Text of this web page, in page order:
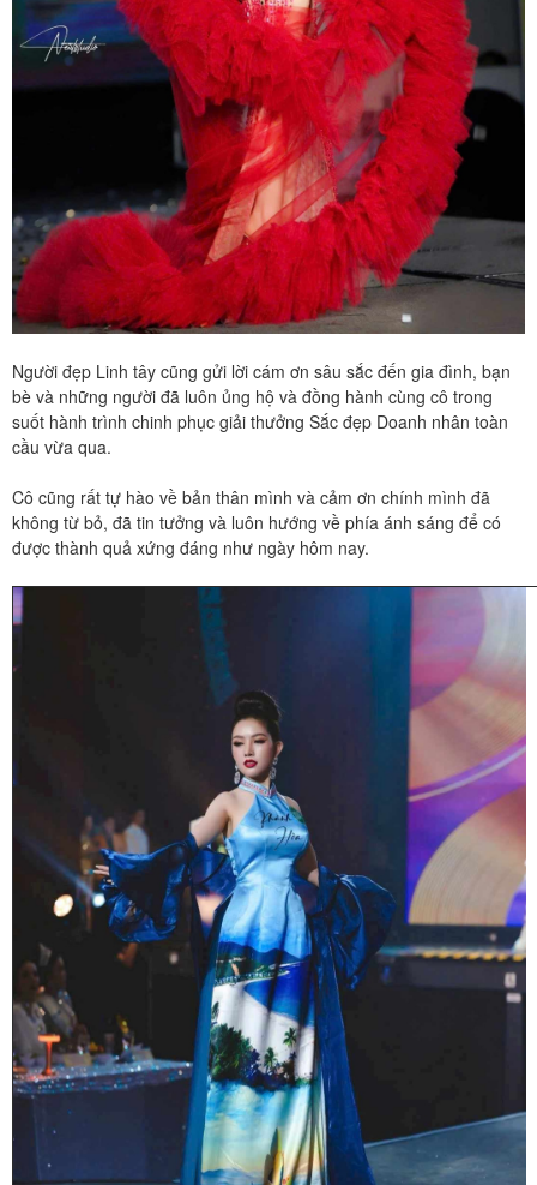
Người đẹp Linh tây cũng gửi lời cám ơn sâu sắc đến gia đình, bạn
bè và những người đã luôn ủng hộ và đồng hành cùng cô trong
suốt hành trình chinh phục giải thưởng Sắc đẹp Doanh nhân toàn
cầu vừa qua.
Cô cũng rất tự hào về bản thân mình và cảm ơn chính mình đã
không từ bỏ, đã tin tưởng và luôn hướng về phía ánh sáng để có
được thành quả xứng đáng như ngày hôm nay.